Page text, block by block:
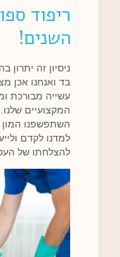
ריפוד
השנים!
ניסיון זה
בד ואנחנו אכן
עשייה מבורכת
המקצועיים
השתפשפנו המון
למדנו לקדם
להצלחתו של